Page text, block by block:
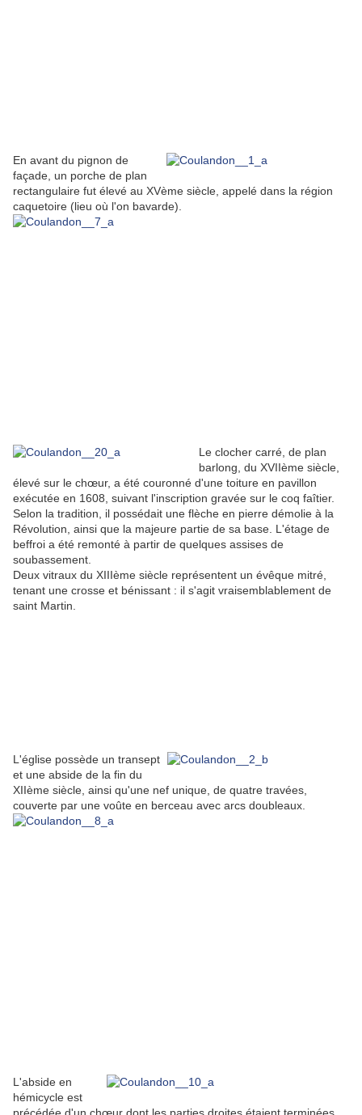
En avant du pignon de
façade, un porche de plan
rectangulaire fut élevé au XVème siècle, appelé dans la région
caquetoire (lieu où l'on bavarde).
Le clocher carré, de plan
barlong, du XVIIème siècle,
élevé sur le chœur, a été couronné d'une toiture en pavillon
exécutée en 1608, suivant l'inscription gravée sur le coq faîtier.
Selon la tradition, il possédait une flèche en pierre démolie à la
Révolution, ainsi que la majeure partie de sa base. L'étage de
beffroi a été remonté à partir de quelques assises de
soubassement.
Deux vitraux du XIIIème siècle représentent un évêque mitré,
tenant une crosse et bénissant : il s'agit vraisemblablement de
saint Martin.
L'église possède un transept
et une abside de la fin du
XIIème siècle, ainsi qu'une nef unique, de quatre travées,
couverte par une voûte en berceau avec arcs doubleaux.
L'abside en
hémicycle est